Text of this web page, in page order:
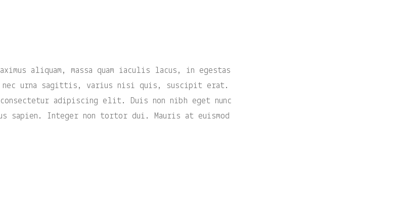
aliquam, massa quam iaculis lacus, in egestas
nec urna sagittis, varius nisi quis, suscipit erat.
adipiscing elit. Duis non nibh eget nunc
sapien. Integer non tortor dui. Mauris at euismod